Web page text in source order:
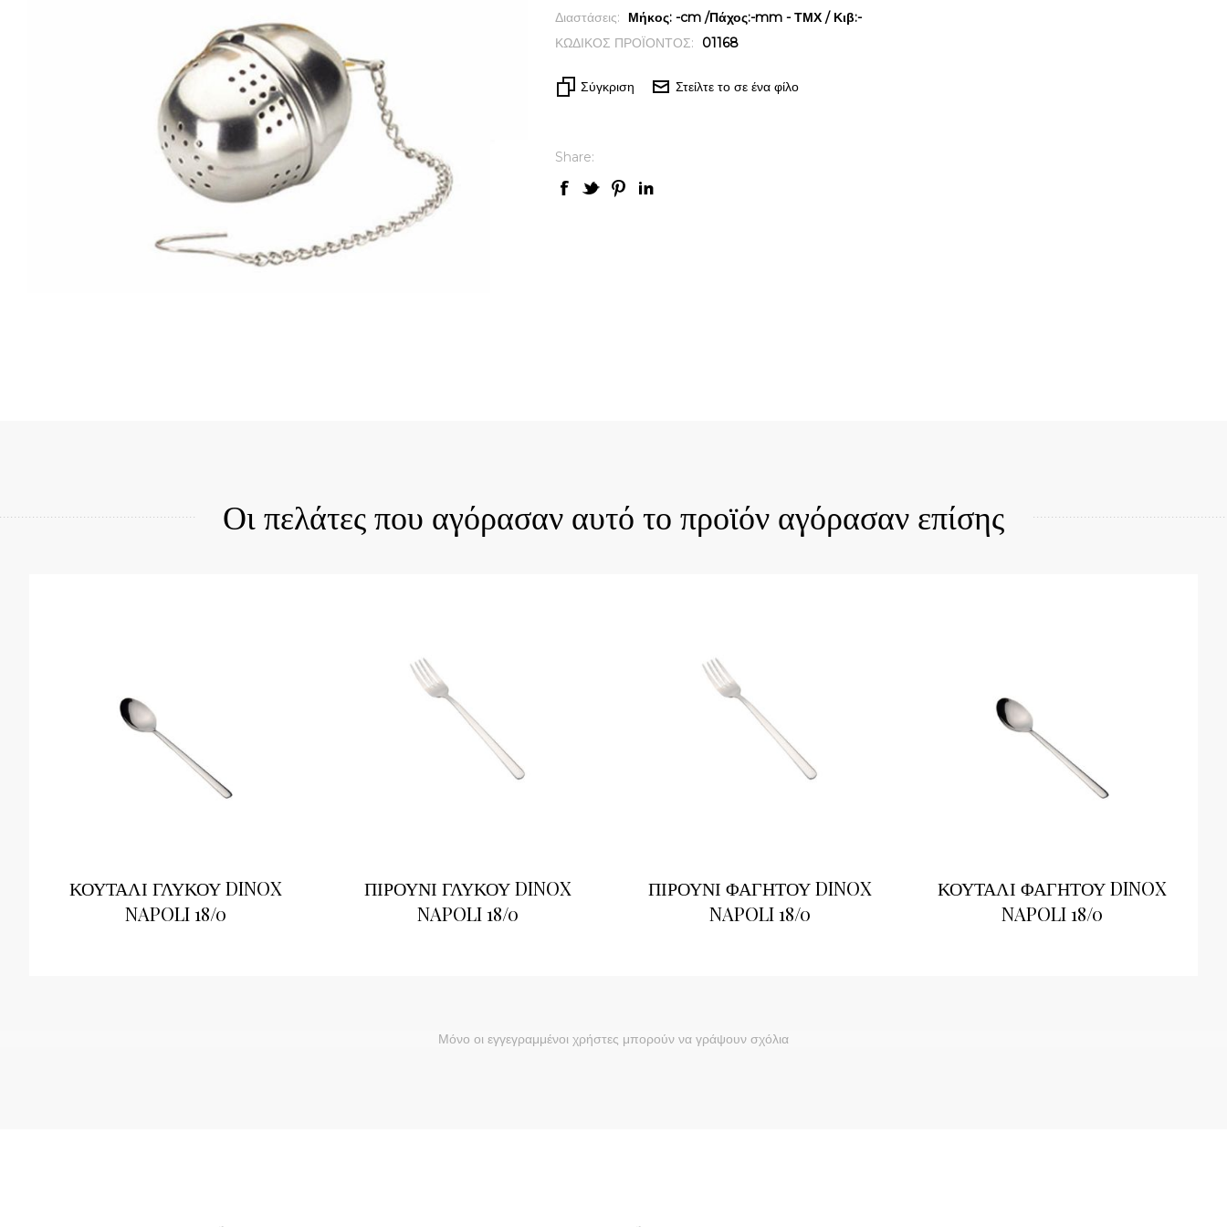
Διαστάσεις:
Μήκος: -cm /Πάχος:-mm - ΤΜΧ / Κιβ:-
ΚΩΔΙΚΟΣ ΠΡΟΪΟΝΤΟΣ:
01168
Σύγκριση Στείλτε το σε ένα φίλο
Share:
Οι πελάτες που αγόρασαν αυτό το προϊόν αγόρασαν επίσης
ΚΟΥΤΑΛΙ ΓΛΥΚΟΥ DINOX
NAPOLI 18/0
ΠΙΡΟΥΝΙ ΓΛΥΚΟΥ DINOX
NAPOLI 18/0
ΠΙΡΟΥΝΙ ΦΑΓΗΤΟΥ DINOX
NAPOLI 18/0
ΚΟΥΤΑΛΙ ΦΑΓΗΤΟΥ DINOX
NAPOLI 18/0
Μόνο οι εγγεγραμμένοι χρήστες μπορούν να γράψουν σχόλια